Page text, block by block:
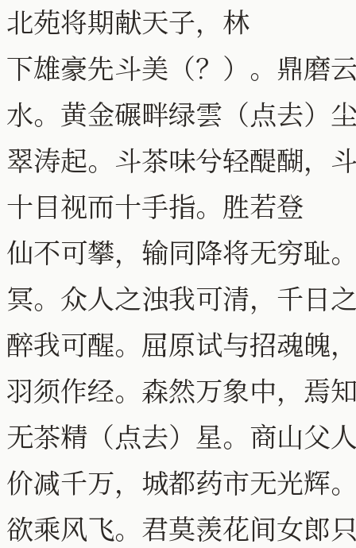
北苑将期献天子，林
下雄豪先斗美（？）。鼎磨
水。黄金碾畔绿雲（点去）
翠涛起。斗茶味兮轻醍醐，
十目视而十手指。胜若登
仙不可攀，输同降将无穷耻
冥。众人之浊我可清，千日
醉我可醒。屈原试与招魂魄
羽须作经。森然万象中，焉
无茶精（点去）星。商山父
价减千万，城都药市无光辉
欲乘风飞。君莫羡花间女郎